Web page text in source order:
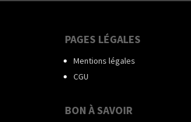
PAGES LÉGALES
Mentions légales
CGU
BON À SAVOIR